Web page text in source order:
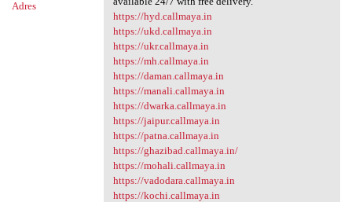
Adres
https://hyd.callmaya.in
https://ukd.callmaya.in
https://ukr.callmaya.in
https://mh.callmaya.in
https://daman.callmaya.in
https://manali.callmaya.in
https://dwarka.callmaya.in
https://jaipur.callmaya.in
https://patna.callmaya.in
https://ghazibad.callmaya.in/
https://mohali.callmaya.in
https://vadodara.callmaya.in
https://kochi.callmaya.in